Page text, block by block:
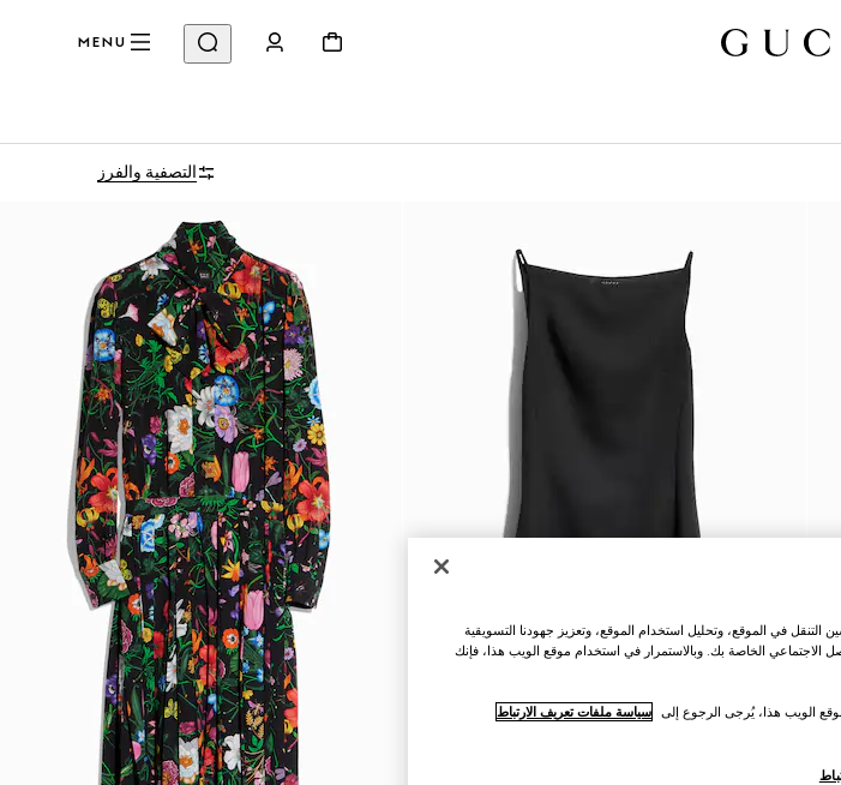
MENU
التصفية والفرز
التنقل في الموقع، وتحليل استخدام الموقع، وتعزيز جهودنا التسويقية
الاجتماعي الخاصة بك. وبالاستمرار في استخدام موقع الويب هذا، فإنك
الويب هذا، يُرجى الرجوع إلى سياسة ملفات تعريف الارتباط